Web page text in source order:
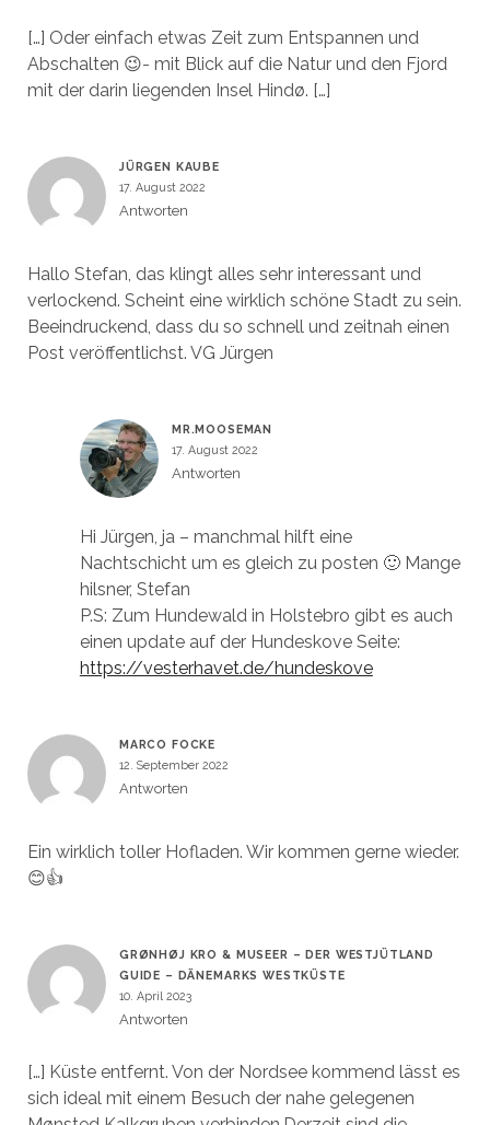
[…] Oder einfach etwas Zeit zum Entspannen und
Abschalten 😉- mit Blick auf die Natur und den Fjord
mit der darin liegenden Insel Hindø. […]
JÜRGEN KAUBE
17. August 2022
Antworten
Hallo Stefan, das klingt alles sehr interessant und
verlockend. Scheint eine wirklich schöne Stadt zu sein.
Beeindruckend, dass du so schnell und zeitnah einen
Post veröffentlichst. VG Jürgen
MR.MOOSEMAN
17. August 2022
Antworten
Hi Jürgen, ja – manchmal hilft eine
Nachtschicht um es gleich zu posten 🙂 Mange
hilsner, Stefan
P.S: Zum Hundewald in Holstebro gibt es auch
einen update auf der Hundeskove Seite:
https://vesterhavet.de/hundeskove
MARCO FOCKE
12. September 2022
Antworten
Ein wirklich toller Hofladen. Wir kommen gerne wieder.
😊👍
GRØNHØJ KRO & MUSEER – DER WESTJÜTLAND
GUIDE – DÄNEMARKS WESTKÜSTE
10. April 2023
Antworten
[…] Küste entfernt. Von der Nordsee kommend lässt es
sich ideal mit einem Besuch der nahe gelegenen